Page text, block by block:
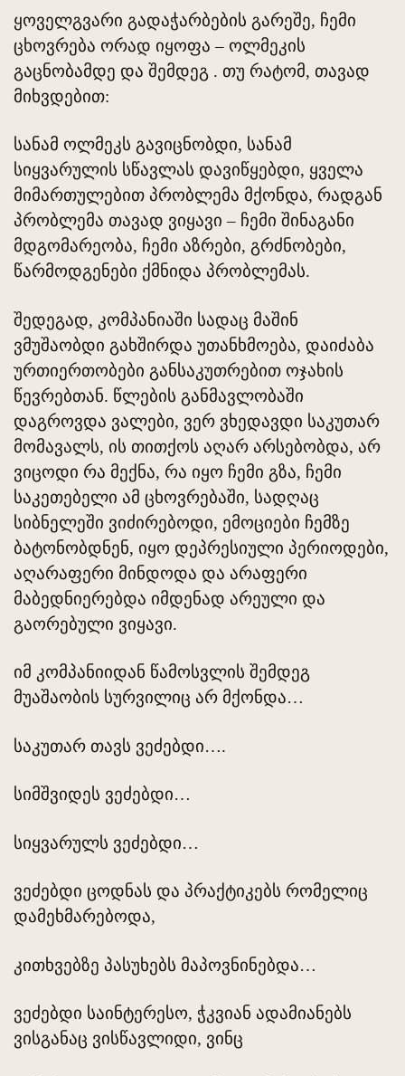
ყოველგვარი გადაჭარბების გარეშე, ჩემი
ცხოვრება ორად იყოფა – ოლმეკის
გაცნობამდე და შემდეგ . თუ რატომ, თავად
მიხვდებით:
სანამ ოლმეკს გავიცნობდი, სანამ
სიყვარულის სწავლას დავიწყებდი, ყველა
მიმართულებით პრობლემა მქონდა, რადგან
პრობლემა თავად ვიყავი – ჩემი შინაგანი
მდგომარეობა, ჩემი აზრები, გრძნობები,
წარმოდგენები ქმნიდა პრობლემას.
შედეგად, კომპანიაში სადაც მაშინ
ვმუშაობდი გახშირდა უთანხმოება, დაიძაბა
ურთიერთობები განსაკუთრებით ოჯახის
წევრებთან. წლების განმავლობაში
დაგროვდა ვალები, ვერ ვხედავდი საკუთარ
მომავალს, ის თითქოს აღარ არსებობდა, არ
ვიცოდი რა მექნა, რა იყო ჩემი გზა, ჩემი
საკეთებელი ამ ცხოვრებაში, სადღაც
სიბნელეში ვიძირებოდი, ემოციები ჩემზე
ბატონობდნენ, იყო დეპრესიული პერიოდები,
აღარაფერი მინდოდა და არაფერი
მაბედნიერებდა იმდენად არეული და
გაორებული ვიყავი.
იმ კომპანიიდან წამოსვლის შემდეგ
მუაშაობის სურვილიც არ მქონდა…
საკუთარ თავს ვეძებდი….
სიმშვიდეს ვეძებდი…
სიყვარულს ვეძებდი…
ვეძებდი ცოდნას და პრაქტიკებს რომელიც
დამეხმარებოდა,
კითხვებზე პასუხებს მაპოვნინებდა…
ვეძებდი საინტერესო, ჭკვიან ადამიანებს
ვისგანაც ვისწავლიდი, ვინც